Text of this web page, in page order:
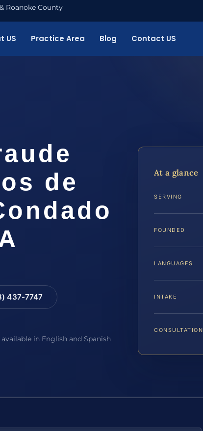
Roanoke County
US Practice Area Blog Contact US
de
437-7747
in English and Spanish
At a glance
SERVING
FOUNDED
LANGUAGES
INTAKE
CONSULTATION